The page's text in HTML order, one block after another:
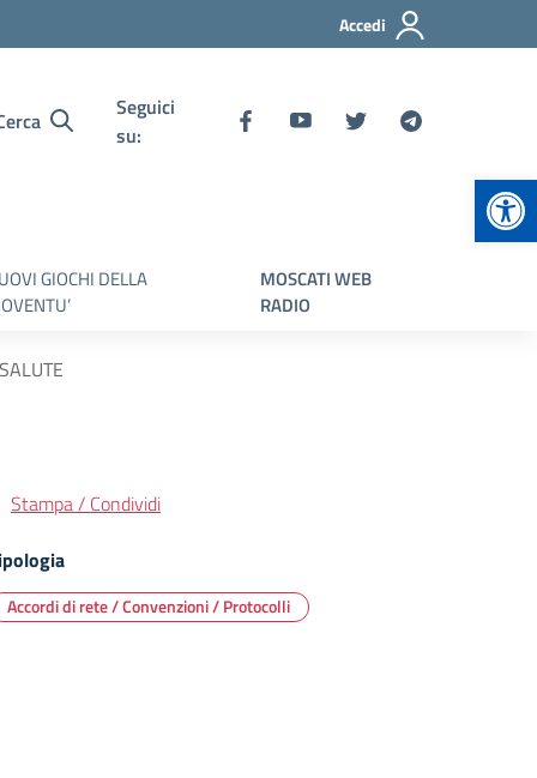
Accedi
Seguici
su:
GIOCHI DELLA
MOSCATI WEB
RADIO
Stampa / Condividi
Accordi di rete / Convenzioni / Protocolli